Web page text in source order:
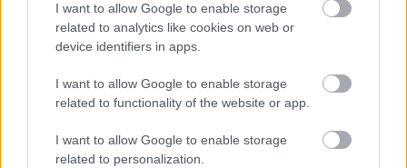
I want to allow Google to enable storage
related to analytics like cookies on web or
device identifiers in apps.
I want to allow Google to enable storage
related to functionality of the website or app.
I want to allow Google to enable storage
related to personalization.
AZ EMBERSÉG ÜNNEPE